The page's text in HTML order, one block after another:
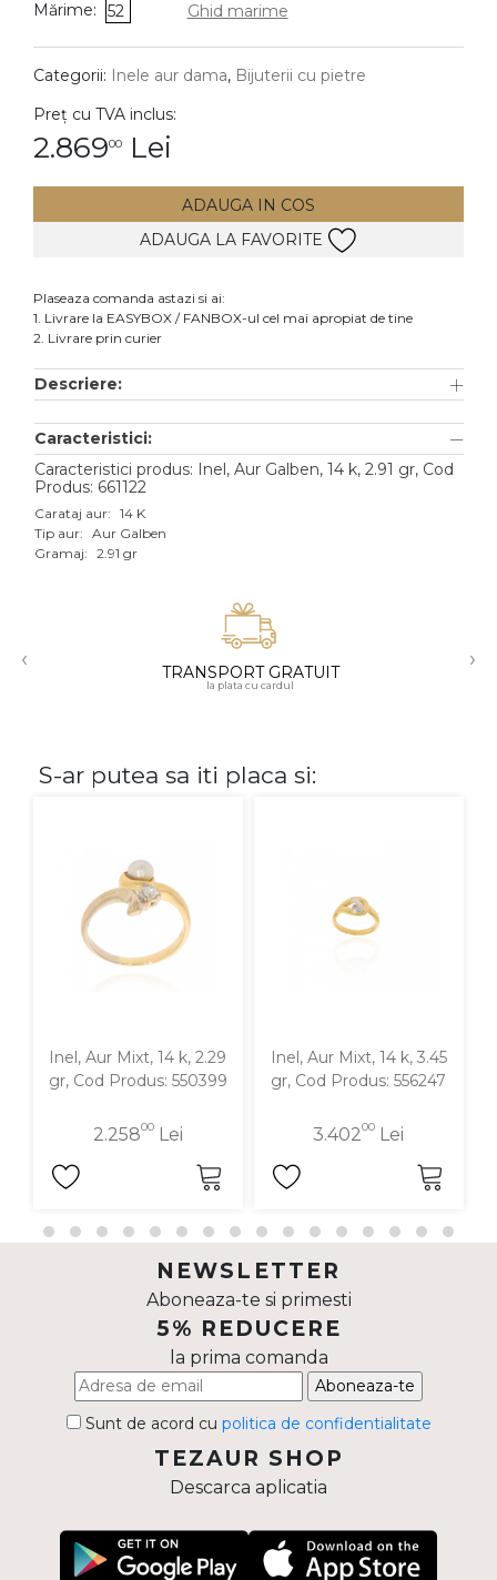
DIAMANTE Vezi toate
Cercei
Accesorii
Aur alb
Aur roz
Aur mixt
18K
Mărime: 52 Ghid marime
Categorii: Inele aur dama, Bijuterii cu pietre
Preț cu TVA inclus:
2.86900 Lei
ADAUGA IN COS
ADAUGA LA FAVORITE
Plaseaza comanda astazi si ai:
1. Livrare la EASYBOX / FANBOX-ul cel mai apropiat de tine
2. Livrare prin curier
Descriere:
Caracteristici:
Caracteristici produs: Inel, Aur Galben, 14 k, 2.91 gr, Cod
Produs: 661122
Carataj aur: 14 K
Tip aur: Aur Galben
Gramaj: 2.91 gr
‹ TRANSPORT GRATUIT
la plata cu cardul
›
S-ar putea sa iti placa si:
Inel, Aur Mixt, 14 k, 2.29
gr, Cod Produs: 550399
2.25800Lei
Inel, Aur Mixt, 14 k, 3.45
gr, Cod Produs: 556247
3.40200 Lei
NEWSLETTER
Aboneaza-te si primesti
5% REDUCERE
la prima comanda
Aboneaza-te
Sunt de acord cu politica de confidentialitate
TEZAUR SHOP
Descarca aplicatia